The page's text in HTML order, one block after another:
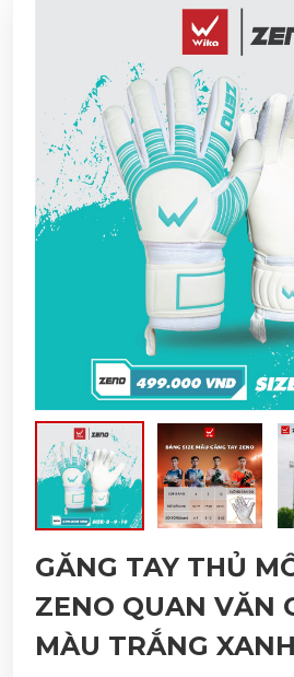
GĂNG TAY THỦ
ZENO QUAN VĂN
MÀU TRẮNG XANH